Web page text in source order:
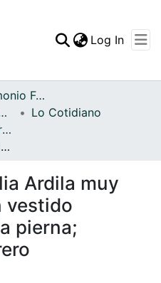
Statistics
Log In
Archivo del Patrimonio Fotográfico y Fílmico del Valle del Cauca
y Fílmico del Valle del Cauca
Lo Cotidiano
APFFVC - Fotos Familiares - Patrimonial
Fotografía de Tulia Ardila muy elegante, con un vestido vaporoso a media pierna; guantes y sombrero acompañante
Ardila muy
vestido
pierna;